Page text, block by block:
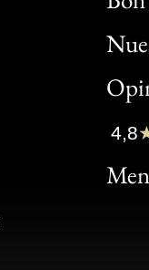
Bon
Clic
Bon
4,8